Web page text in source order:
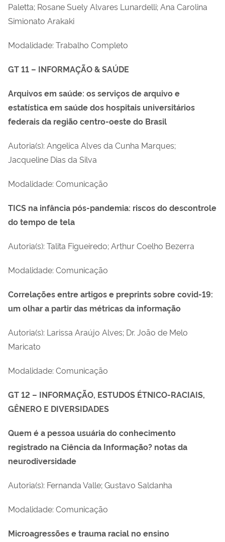
Paletta; Rosane Suely Alvares Lunardelli; Ana Carolina
Simionato Arakaki
Modalidade: Trabalho Completo
GT 11 – INFORMAÇÃO & SAÚDE
Arquivos em saúde: os serviços de arquivo e
estatística em saúde dos hospitais universitários
federais da região centro-oeste do Brasil
Autoria(s): Angelica Alves da Cunha Marques;
Jacqueline Dias da Silva
Modalidade: Comunicação
TICS na infância pós-pandemia: riscos do descontrole
do tempo de tela
Autoria(s): Talita Figueiredo; Arthur Coelho Bezerra
Modalidade: Comunicação
Correlações entre artigos e preprints sobre covid-19:
um olhar a partir das métricas da informação
Autoria(s): Larissa Araújo Alves; Dr. João de Melo
Maricato
Modalidade: Comunicação
GT 12 – INFORMAÇÃO, ESTUDOS ÉTNICO-RACIAIS,
GÊNERO E DIVERSIDADES
Quem é a pessoa usuária do conhecimento
registrado na Ciência da Informação? notas da
neurodiversidade
Autoria(s): Fernanda Valle; Gustavo Saldanha
Modalidade: Comunicação
Microagressões e trauma racial no ensino